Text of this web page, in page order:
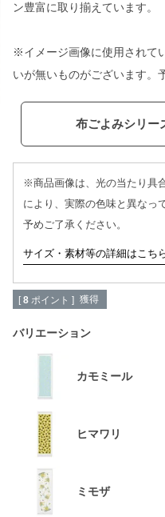
ン豊富に取り揃えています。
※イメージ画像に使用されて
いが無いものがございます。
布ごよみシリー
※商品画像は、光の当たり具
により、実際の色味と異なっ
予めご了承ください。
サイズ・素材等の詳細はこち
[ 8 ポイント ] 獲得
バリエーション
カモミール
ヒマワリ
ミモザ